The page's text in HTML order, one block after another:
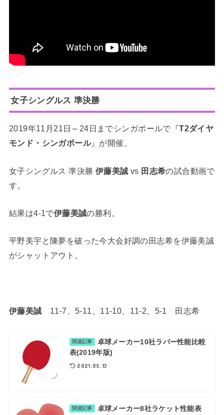
女子シングルス 準決勝
2019年11月21日～24日までシンガポールで『T2ダイヤ
モンド・シンガポール』が開催。
女子シングルス 準決勝 伊藤美誠 vs 田志希の試合動画で
す。
結果は4-1で伊藤美誠の勝利。
平野美宇と陳夢を破った今大会好調の田志希を伊藤美誠
がシャットアウト。
伊藤美誠 11-7、5-11、11-10、11-2、5-1 田志希
関連記事
卓球メーカー10社ラバー性能比較
表(2019年版)
2021.05.13
関連記事
卓球メーカー8社ラケット性能表